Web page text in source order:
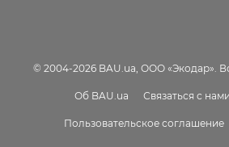
© 2004-2026 BAU.ua, ООО «Экодар».
Об BAU.ua Связаться с нами
Пользовательское соглашение